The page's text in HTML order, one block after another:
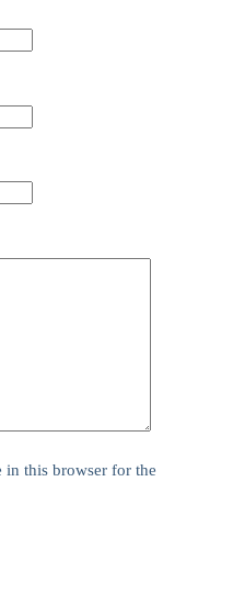
in this browser for the